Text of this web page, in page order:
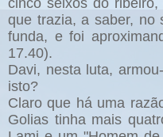
cinco seixos do
que trazia, a saber, no
funda, e foi
17.40).
Davi, nesta luta,
isto?
Claro que há uma
Golias tinha mais